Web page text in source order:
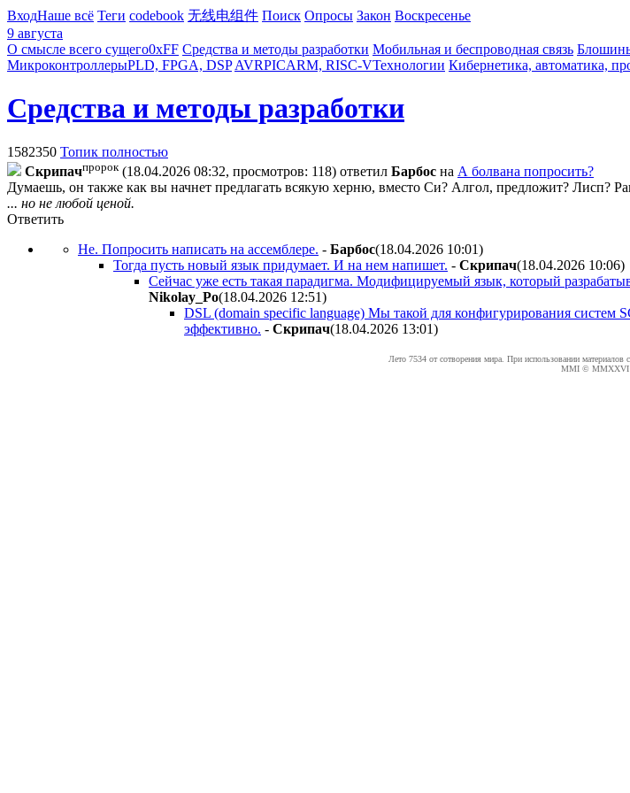
ВходНаше всё Теги codebook 无线电组件 Поиск Опросы Закон Воскресенье
9 августа
О смысле всего сущего0xFF Средства и методы разработки Мобильная и беспроводная связь
МикроконтроллерыPLD, FPGA, DSP AVRPICARM, RISC-VТехнологии Кибернетика, автоматика,
Средства и методы разработки
1582350 Топик полностью
Cкpипaчпророк (18.04.2026 08:32, просмотров: 118) ответил Бapбoc на А болвана попросить?
Думаешь, он также как вы начнет предлагать всякую херню, вместо Си? Алгол, предложит? Лисп?
... но не любой ценой.
Ответить
Не. Попросить написать на ассемблере. - Бapбoc(18.04.2026 10:01)
Тогда пусть новый язык придумает. И на нем напишет. - Cкpипaч(18.04.2026 10:06)
Сейчас уже есть такая парадигма. Модифицируемый язык, который
Nikolay_Po(18.04.2026 12:51)
DSL (domain specific language) Мы такой для конфигурирования
эффективно. - Cкpипaч(18.04.2026 13:01)
Лето 7534 от сотворения мира. При использовании материалов
MMI © MMXXVI